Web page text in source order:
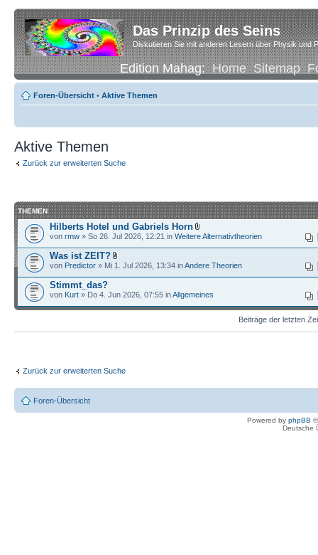
Das Prinzip des Seins
Diskutieren Sie mit anderen Lesern über Physik und
Edition Mahag:Home Sitemap
Foren-Übersicht • Aktive Themen
Aktive Themen
Zurück zur erweiterten Suche
THEMEN
Hilberts Hotel und Gabriels Horn
von rmw » So 26. Jul 2026, 12:21 in Weitere Alternativtheorien
Was ist ZEIT?
von Predictor » Mi 1. Jul 2026, 13:34 inAndere Theorien
Stimmt_das?
von Kurt » Do 4. Jun 2026, 07:55 inAllgemeines
Beiträge der letzten
Zurück zur erweiterten Suche
Foren-Übersicht
Powered by phpBB
Deutsche